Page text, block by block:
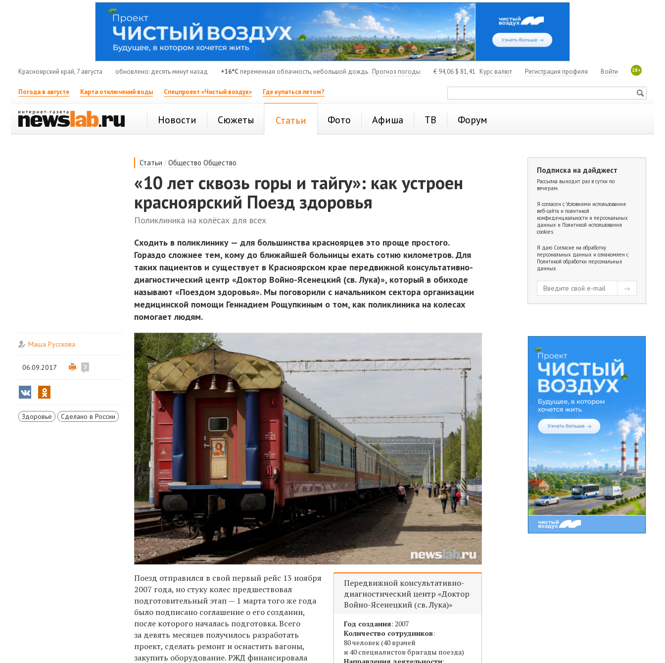
Красноярский край, 7 августа обновлено: десять минут назад +16°C переменная облачность, небольшой дождь Прогноз погоды € 94,06 $ 81,41 Курс валют 18+
Войти
Регистрация профиля
Погода в августе Карта отключений воды Спецпроект «Чистый воздух» Где купаться летом?
Новости Сюжеты Статьи Фото Афиша ТВ Форум
Статьи /Общество Общество
«10 лет сквозь горы и тайгу»: как устроен
красноярский Поезд здоровья
Поликлиника на колёсах для всех
Сходить в поликлинику — для большинства красноярцев это проще простого.
Гораздо сложнее тем, кому до ближайшей больницы ехать сотню километров. Для
таких пациентов и существует в Красноярском крае передвижной консультативно-
диагностический центр «Доктор Войно-Ясенецкий (св. Лука)», который в обиходе
называют «Поездом здоровья». Мы поговорили с начальником сектора организации
медицинской помощи Геннадием Рощупкиным о том, как поликлиника на колесах
помогает людям.
Маша Русскова
06.09.2017 3
Здоровье Сделано в России
Передвижной консультативно-
диагностический центр «Доктор
Войно-Ясенецкий (св. Лука)»
Год создания: 2007
Количество сотрудников:
80 человек (40 врачей
и 40 специалистов бригады поезда)
Поезд отправился в свой первый рейс 13 ноября
2007 года, но стуку колес предшествовал
подготовительный этап — 1 марта того же года
было подписано соглашение о его создании,
после которого началась подготовка. Всего
за девять месяцев получилось разработать
проект, сделать ремонт и оснастить вагоны,
закупить оборудование. РЖД финансировала
Подписка на дайджест
Рассылка выходит раз в сутки по
вечерам.
Я согласен с Условиями использования
веб-сайта и политикой
конфиденциальности и персональных
данных и Политикой использования
cookies
Я даю Согласие на обработку
персональных данных и ознакомлен с
Политикой обработки персональных
данных